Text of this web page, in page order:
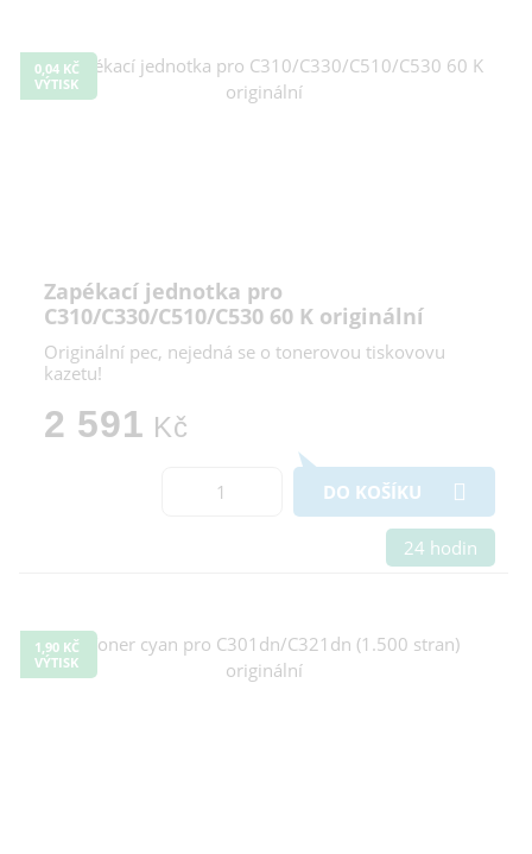
0,04 KČ
VÝTISK
Zapékací jednotka pro
C310/C330/C510/C530 60 K originální
Originální pec, nejedná se o tonerovou tiskovovu
kazetu!
2 591 Kč
DO KOŠÍKU
24 hodin
1,90 KČ
VÝTISK